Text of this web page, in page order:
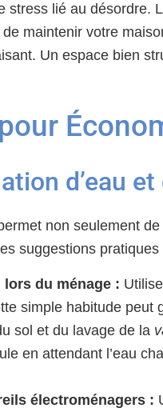
lié au désordre.
maintenir votre
Un espace bien
d’eau et
non seulement
suggestions pratiques
lors du ménage :
simple habitude peut
sol et du lavage de la
en attendant l’eau
électroménagers :